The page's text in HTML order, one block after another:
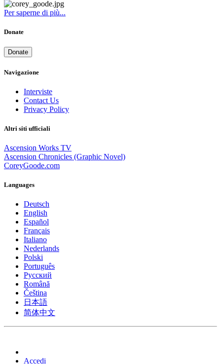
Per saperne di più...
Donate
Donate
Navigazione
Interviste
Contact Us
Privacy Policy
Altri siti ufficiali
Ascension Works TV
Ascension Chronicles (Graphic Novel)
CoreyGoode.com
Languages
Deutsch
English
Español
Français
Italiano
Nederlands
Polski
Português
Pусский
Română
Čeština
日本語
简体中文
Accedi